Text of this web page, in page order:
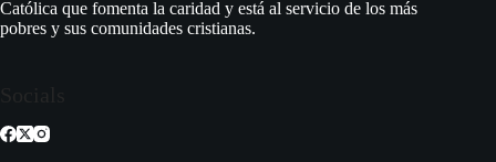
Católica que fomenta la caridad y está al servicio de los más
pobres y sus comunidades cristianas.